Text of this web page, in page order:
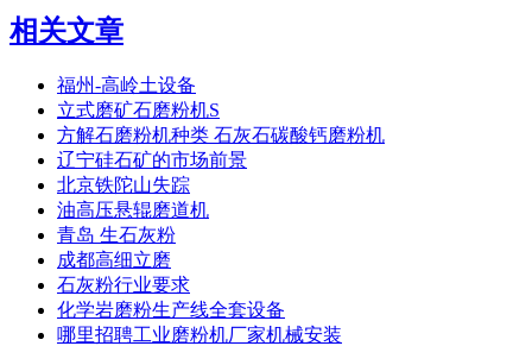
相关文章
福州-高岭土设备
立式磨矿石磨粉机S
方解石磨粉机种类 石灰石碳酸钙磨粉机
辽宁硅石矿的市场前景
北京铁陀山失踪
油高压悬辊磨道机
青岛 生石灰粉
成都高细立磨
石灰粉行业要求
化学岩磨粉生产线全套设备
哪里招聘工业磨粉机厂家机械安装